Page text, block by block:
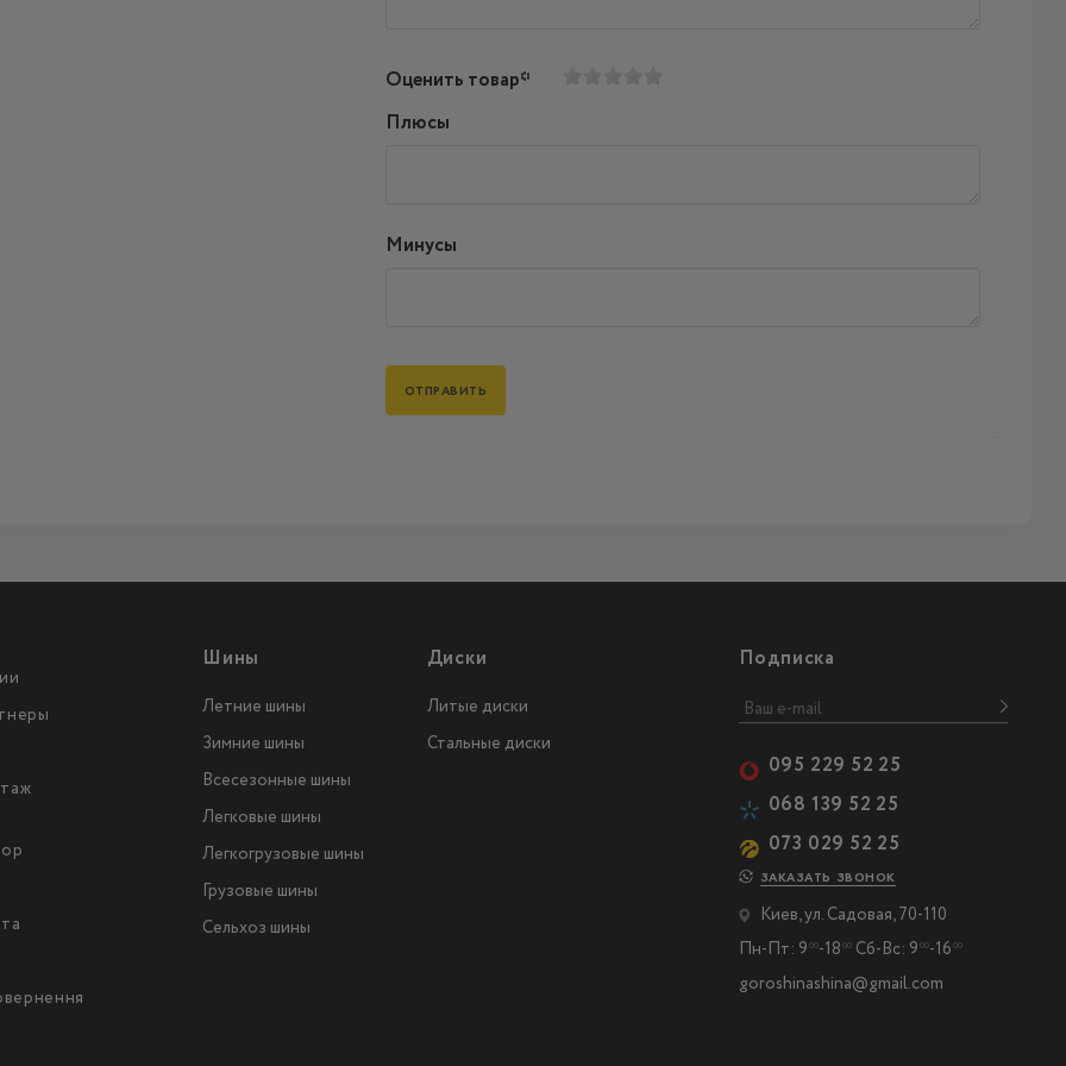
Оценить товар*
Плюсы
Минусы
Шины
Летние шины
Зимние шины
Всесезонные шины
Легковые шины
Легкогрузовые шины
Грузовые шины
Сельхоз шины
Диски
Литые диски
Стальные диски
Подписка
095 229 52 25
068 139 52 25
073 029 52 25
ЗАКАЗАТЬ ЗВОНОК
Киев, ул. Садовая, 70-110
Пн-Пт: 9 00-18 00Сб-Вс: 9 00-16 00
goroshinashina@gmail.com